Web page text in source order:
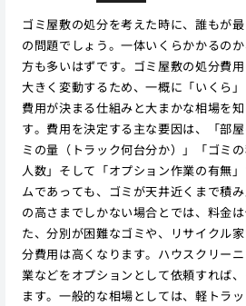
ゴミ屋敷の処分を考えた時に、誰もが
の問題でしょう。一体いくらかかるの
方も多いはずです。ゴミ屋敷の処分費
大きく変動するため、一概に「いくら
費用が決まる仕組みと大まかな相場を
す。費用を決定する主な要因は、「部
ミの量（トラック何台分か）」「ゴミ
人数」そして「オプション作業の有無
ムであっても、ゴミが天井近くまで積
の高さまでしかない場合とでは、料金
た、分別が困難なゴミや、リサイクル
分費用は高くなります。ハウスクリー
業などをオプションとして依頼すれば
ます。一般的な相場としては、軽トラ